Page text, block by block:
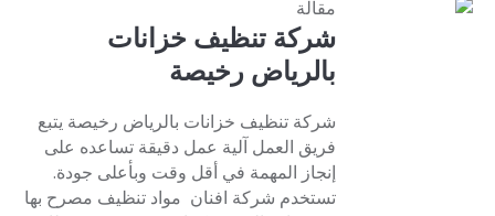
مقالة
شركة تنظيف خزانات
بالرياض رخيصة
شركة تنظيف خزانات بالرياض رخيصة يتبع
فريق العمل آلية عمل دقيقة تساعده على
إنجاز المهمة في أقل وقت وبأعلى جودة.
تستخدم شركة افنان مواد تنظيف مصرح بها